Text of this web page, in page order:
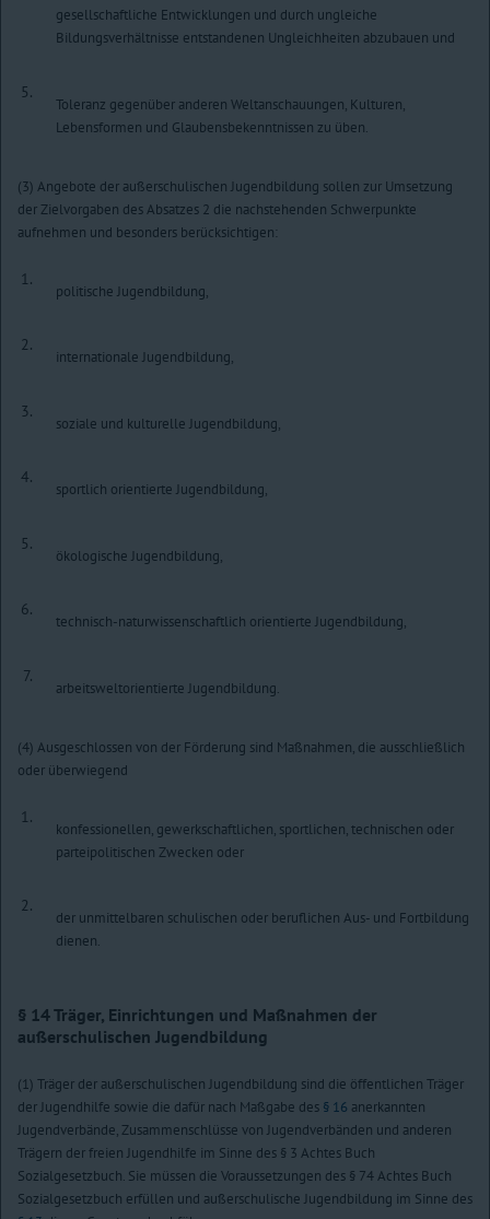
gesellschaftliche Entwicklungen und durch ungleiche
Bildungsverhältnisse entstandenen Ungleichheiten abzubauen und
5.
Toleranz gegenüber anderen Weltanschauungen, Kulturen,
Lebensformen und Glaubensbekenntnissen zu üben.
(3) Angebote der außerschulischen Jugendbildung sollen zur Umsetzung
der Zielvorgaben des Absatzes 2 die nachstehenden Schwerpunkte
aufnehmen und besonders berücksichtigen:
1.
politische Jugendbildung,
2.
internationale Jugendbildung,
3.
soziale und kulturelle Jugendbildung,
4.
sportlich orientierte Jugendbildung,
5.
ökologische Jugendbildung,
6.
technisch-naturwissenschaftlich orientierte Jugendbildung,
7.
arbeitsweltorientierte Jugendbildung.
(4) Ausgeschlossen von der Förderung sind Maßnahmen, die ausschließlich
oder überwiegend
1.
konfessionellen, gewerkschaftlichen, sportlichen, technischen oder
parteipolitischen Zwecken oder
2.
der unmittelbaren schulischen oder beruflichen Aus- und Fortbildung
dienen.
§ 14Träger, Einrichtungen und Maßnahmen der
außerschulischen Jugendbildung
(1) Träger der außerschulischen Jugendbildung sind die öffentlichen Träger
der Jugendhilfe sowie die dafür nach Maßgabe des § 16 anerkannten
Jugendverbände, Zusammenschlüsse von Jugendverbänden und anderen
Trägern der freien Jugendhilfe im Sinne des § 3 Achtes Buch
Sozialgesetzbuch. Sie müssen die Voraussetzungen des § 74 Achtes Buch
Sozialgesetzbuch erfüllen und außerschulische Jugendbildung im Sinne des